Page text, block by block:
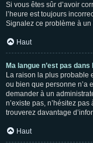
Si vous êtes sûr d’avoir
l’heure est toujours
Signalez ce problème à un
Haut
Ma langue n’est pas dans
La raison la plus probable
ou bien que personne n’a
demander à un
n’existe pas, n’hésitez
trouverez davantage
Haut